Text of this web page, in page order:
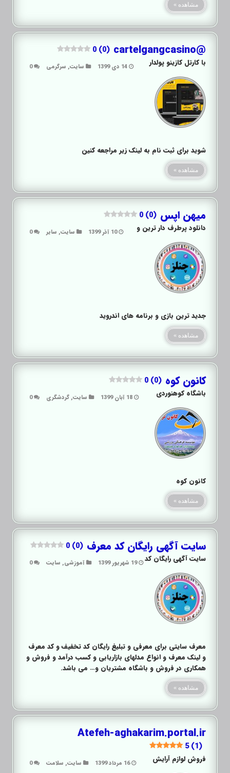
مشاهده »
@cartelgangcasino
0 (0)
14 دی 1399 سایت, سرگرمی 0 با کارتل کازینو پولدار
شوید برای ثبت نام به لینک زیر مراجعه کنین
مشاهده »
میهن اپس 0 (0)
10 آذر 1399 سایت, سایر 0 دانلود پرطرف دار ترین و
جدید ترین بازی و برنامه های اندروید
مشاهده »
کانون کوه 0 (0)
18 آبان 1399 سایت,گردشگری 0 باشگاه کوهنوردی
کانون کوه
مشاهده »
سایت آگهی رایگان کد معرف 0 (0)
19 شهریور 1399 آموزشی, سایت 0 سایت آگهی رایگان کد
معرف سایتی برای معرفی و تبلیغ رایگان کد تخفیف و کد معرف
و لینک معرف و انواع مدلهای بازاریابی و کسب درآمد و فروش و
همکاری در فروش و باشگاه مشتریان و… می باشد.
مشاهده »
Atefeh-aghakarim.portal.ir
5 (1)
16 مرداد 1399 سایت, سلامت 0 فروش لوازم آرایش